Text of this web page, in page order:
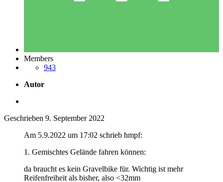
Members
943
Autor
Geschrieben 9. September 2022
Am 5.9.2022 um 17:02 schrieb hmpf:
1. Gemischtes Gelände fahren können:
da braucht es kein Gravelbike für. Wichtig ist mehr
Reifenfreiheit als bisher, also <32mm